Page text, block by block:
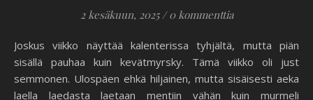
2 kesäkuun, 2025 / 0 kommenttia
Joskus viikko näyttää kalenterissa tyhjältä, mutta piän
sisällä pauhaa kuin kevätmyrsky. Tämä viikko oli just
semmonen. Ulospäen ehkä hiljainen, mutta sisäisesti aeka
laella laedasta laetaan mentiin vähän kuin murmeli